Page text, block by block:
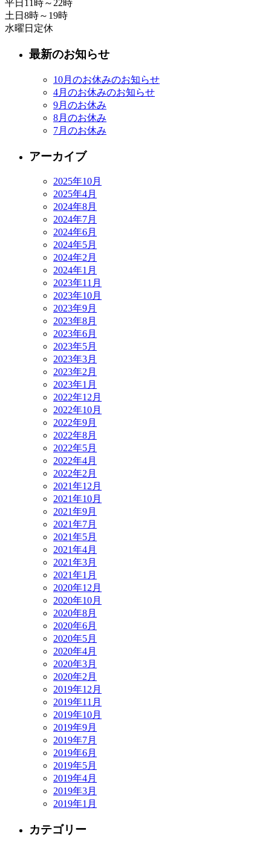
平日11時～22時
土日8時～19時
水曜日定休
最新のお知らせ
10月のお休みのお知らせ
4月のお休みのお知らせ
9月のお休み
8月のお休み
7月のお休み
アーカイブ
2025年10月
2025年4月
2024年8月
2024年7月
2024年6月
2024年5月
2024年2月
2024年1月
2023年11月
2023年10月
2023年9月
2023年8月
2023年6月
2023年5月
2023年3月
2023年2月
2023年1月
2022年12月
2022年10月
2022年9月
2022年8月
2022年5月
2022年4月
2022年2月
2021年12月
2021年10月
2021年9月
2021年7月
2021年5月
2021年4月
2021年3月
2021年1月
2020年12月
2020年10月
2020年8月
2020年6月
2020年5月
2020年4月
2020年3月
2020年2月
2019年12月
2019年11月
2019年10月
2019年9月
2019年7月
2019年6月
2019年5月
2019年4月
2019年3月
2019年1月
カテゴリー